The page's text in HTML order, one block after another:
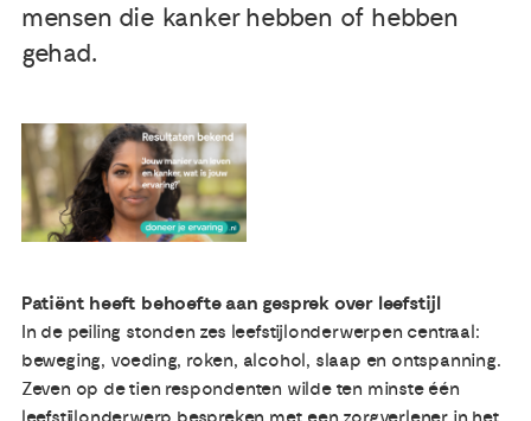
Over ons
mensen die kanker hebben of hebben
gehad.
Patiënt heeft behoefte aan gesprek over leefstijl
In de peiling stonden zes leefstijlonderwerpen centraal:
beweging, voeding, roken, alcohol, slaap en ontspanning.
Zeven op de tien respondenten wilde ten minste één